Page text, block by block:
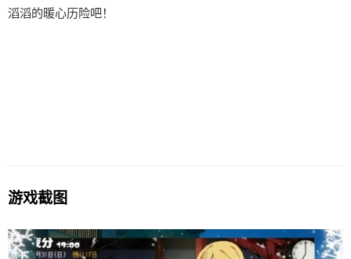
滔滔​​的暖心历险吧！
游戏截图